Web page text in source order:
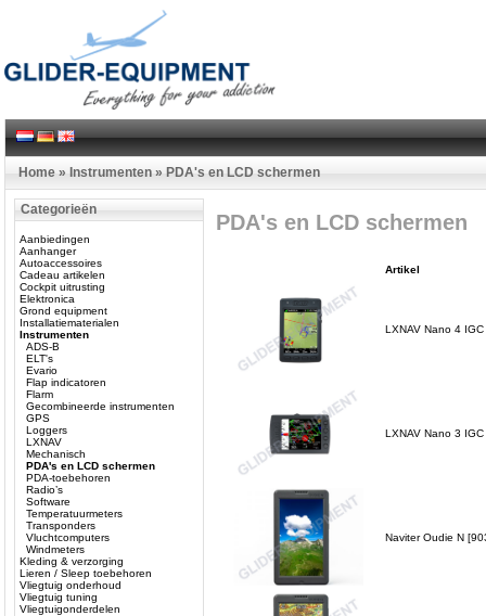
Home » Instrumenten » PDA's en LCD schermen
Categorieën
Aanbiedingen
Aanhanger
Autoaccessoires
Cadeau artikelen
Cockpit uitrusting
Elektronica
Grond equipment
Installatiematerialen
Instrumenten
ADS-B
ELT's
Evario
Flap indicatoren
Flarm
Gecombineerde instrumenten
GPS
Loggers
LXNAV
Mechanisch
PDA's en LCD schermen
PDA-toebehoren
Radio’s
Software
Temperatuurmeters
Transponders
Vluchtcomputers
Windmeters
Kleding & verzorging
Lieren / Sleep toebehoren
Vliegtuig onderhoud
Vliegtuig tuning
Vliegtuigonderdelen
PDA's en LCD schermen
Artikel
LXNAV Nano 4
LXNAV Nano 3
Naviter Oudie N